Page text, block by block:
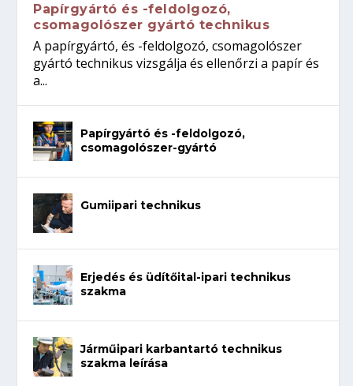
Papírgyártó és -feldolgozó,
csomagolószer gyártó technikus
A papírgyártó, és -feldolgozó, csomagolószer
gyártó technikus vizsgálja és ellenőrzi a papír és
a...
Papírgyártó és -feldolgozó,
csomagolószer-gyártó
Gumiipari technikus
Erjedés és üdítőital-ipari technikus
szakma
Járműipari karbantartó technikus
szakma leírása